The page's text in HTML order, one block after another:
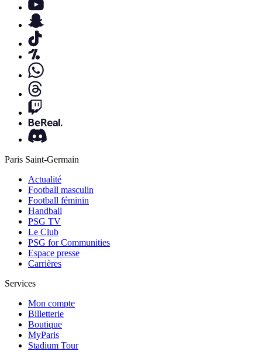
Paris Saint-Germain
Actualité
Football masculin
Football féminin
Handball
PSG TV
Le Club
PSG for Communities
Espace presse
Carrières
Services
Mon compte
Billetterie
Boutique
MyParis
Stadium Tour